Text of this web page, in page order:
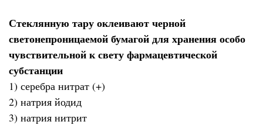
Стеклянную тару оклеивают черной
светонепроницаемой бумагой для хранения особо
чувствительной к свету фармацевтической
субстанции
1) серебра нитрат (+)
2) натрия йодид
3) натрия нитрит